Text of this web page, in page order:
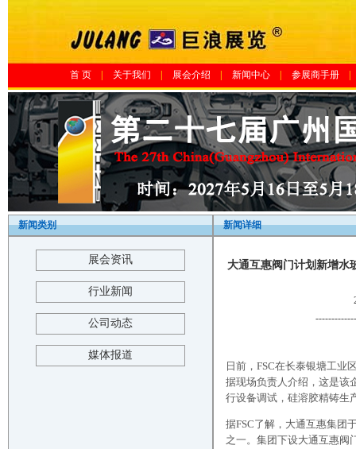
首 页 关于我们 展会介绍 新闻中心 参展商手册|
新闻类别
展会资讯
行业新闻
公司动态
媒体报道
新闻详细
大通互惠阀门计划新增水
日前，FSC在长泰银塘工业
据现场负责人介绍，这是该
行设备调试，硅溶胶精铸生
据FSC了解，大通互惠集团
之一。集团下设大通互惠阀